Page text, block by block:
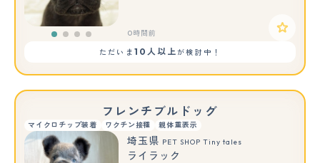
0時間前
ただいま 10人以上が検討中！
フレンチブルドッグ
マイクロチップ装着 ワクチン接種 親体重表示
埼玉県 PET SHOP Tiny tales
ライラック